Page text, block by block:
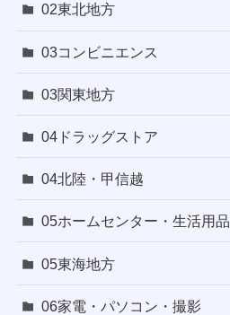
02東北地方
03コンビニエンス
03関東地方
04ドラッグストア
04北陸・甲信越
05ホームセンター・生活用品
05東海地方
06家電・パソコン・撮影